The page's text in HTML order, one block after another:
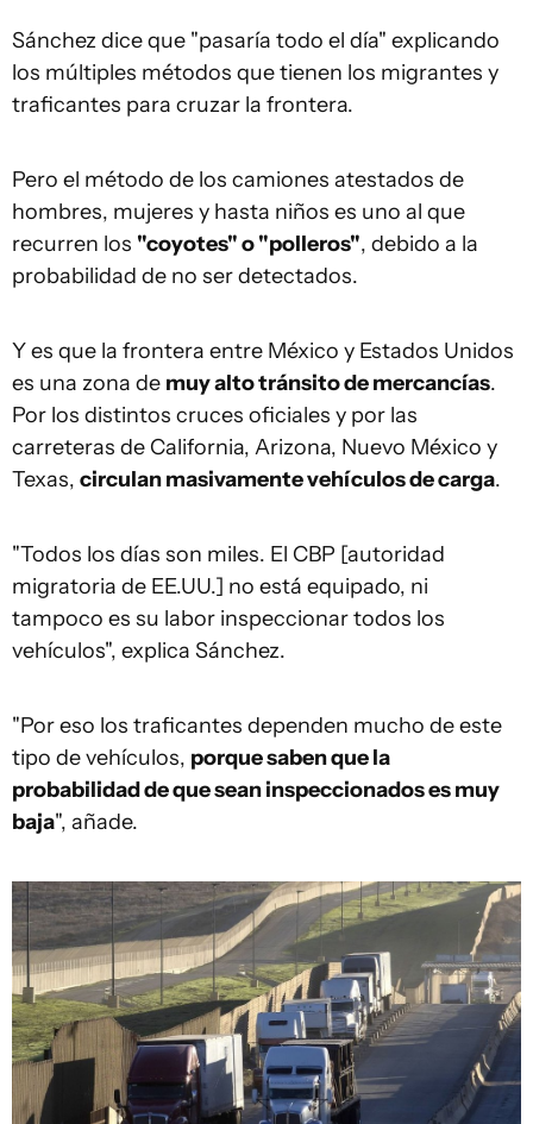
Sánchez dice que "pasaría todo el día" explicando
los múltiples métodos que tienen los migrantes y
traficantes para cruzar la frontera.
Pero el método de los camiones atestados de
hombres, mujeres y hasta niños es uno al que
recurren los "coyotes" o "polleros", debido a la
probabilidad de no ser detectados.
Y es que la frontera entre México y Estados Unidos
es una zona de muy alto tránsito de mercancías.
Por los distintos cruces oficiales y por las
carreteras de California, Arizona, Nuevo México y
Texas, circulan masivamente vehículos de carga.
"Todos los días son miles. El CBP [autoridad
migratoria de EE.UU.] no está equipado, ni
tampoco es su labor inspeccionar todos los
vehículos", explica Sánchez.
"Por eso los traficantes dependen mucho de este
tipo de vehículos, porque saben que la
probabilidad de que sean inspeccionados es muy
baja", añade.